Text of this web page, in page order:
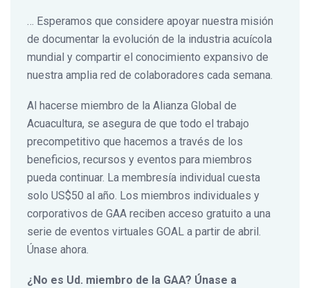
… Esperamos que considere apoyar nuestra misión
de documentar la evolución de la industria acuícola
mundial y compartir el conocimiento expansivo de
nuestra amplia red de colaboradores cada semana.
Al hacerse miembro de la Alianza Global de
Acuacultura, se asegura de que todo el trabajo
precompetitivo que hacemos a través de los
beneficios, recursos y eventos para miembros
pueda continuar. La membresía individual cuesta
solo US$50 al año. Los miembros individuales y
corporativos de GAA reciben acceso gratuito a una
serie de eventos virtuales GOAL a partir de abril.
Únase ahora.
¿No es Ud. miembro de la GAA? Únase a